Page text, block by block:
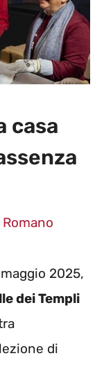
casa
2025,
dei Templi
di